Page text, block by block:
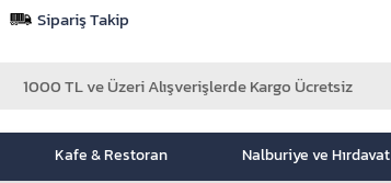
Sipariş Takip
Kafe & Restoran Nalburiye ve Hırdavat